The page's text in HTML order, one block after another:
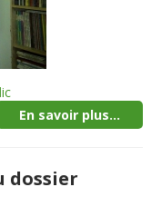
En savoir plus...
dossier